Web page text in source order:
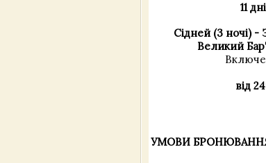
11
Сідней (3 ночі) -
Великий
від
УМОВИ